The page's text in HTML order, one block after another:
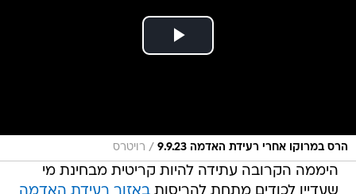
הרס במרוקו אחרי רעידת האדמה 9.9.23 / רויטרס
היממה הקרובה עתידה להיות קריטית מבחינת מי